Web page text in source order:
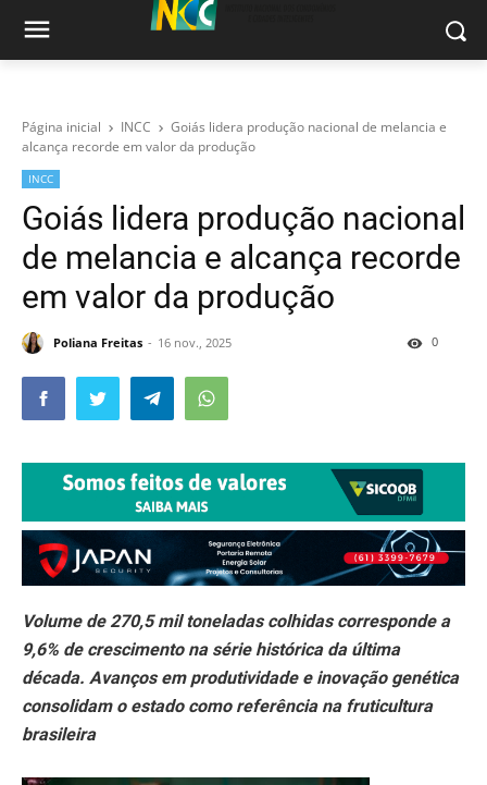
Página inicial INCC
Goiás lidera produção nacional de melancia e
alcança recorde em valor da produção
INCC
Goiás lidera produção nacional
de melancia e alcança recorde
em valor da produção
Poliana Freitas 16 nov., 2025 0
Volume de 270,5 mil toneladas colhidas corresponde a
9,6% de crescimento na série histórica da última
década. Avanços em produtividade e inovação genética
consolidam o estado como referência na fruticultura
brasileira